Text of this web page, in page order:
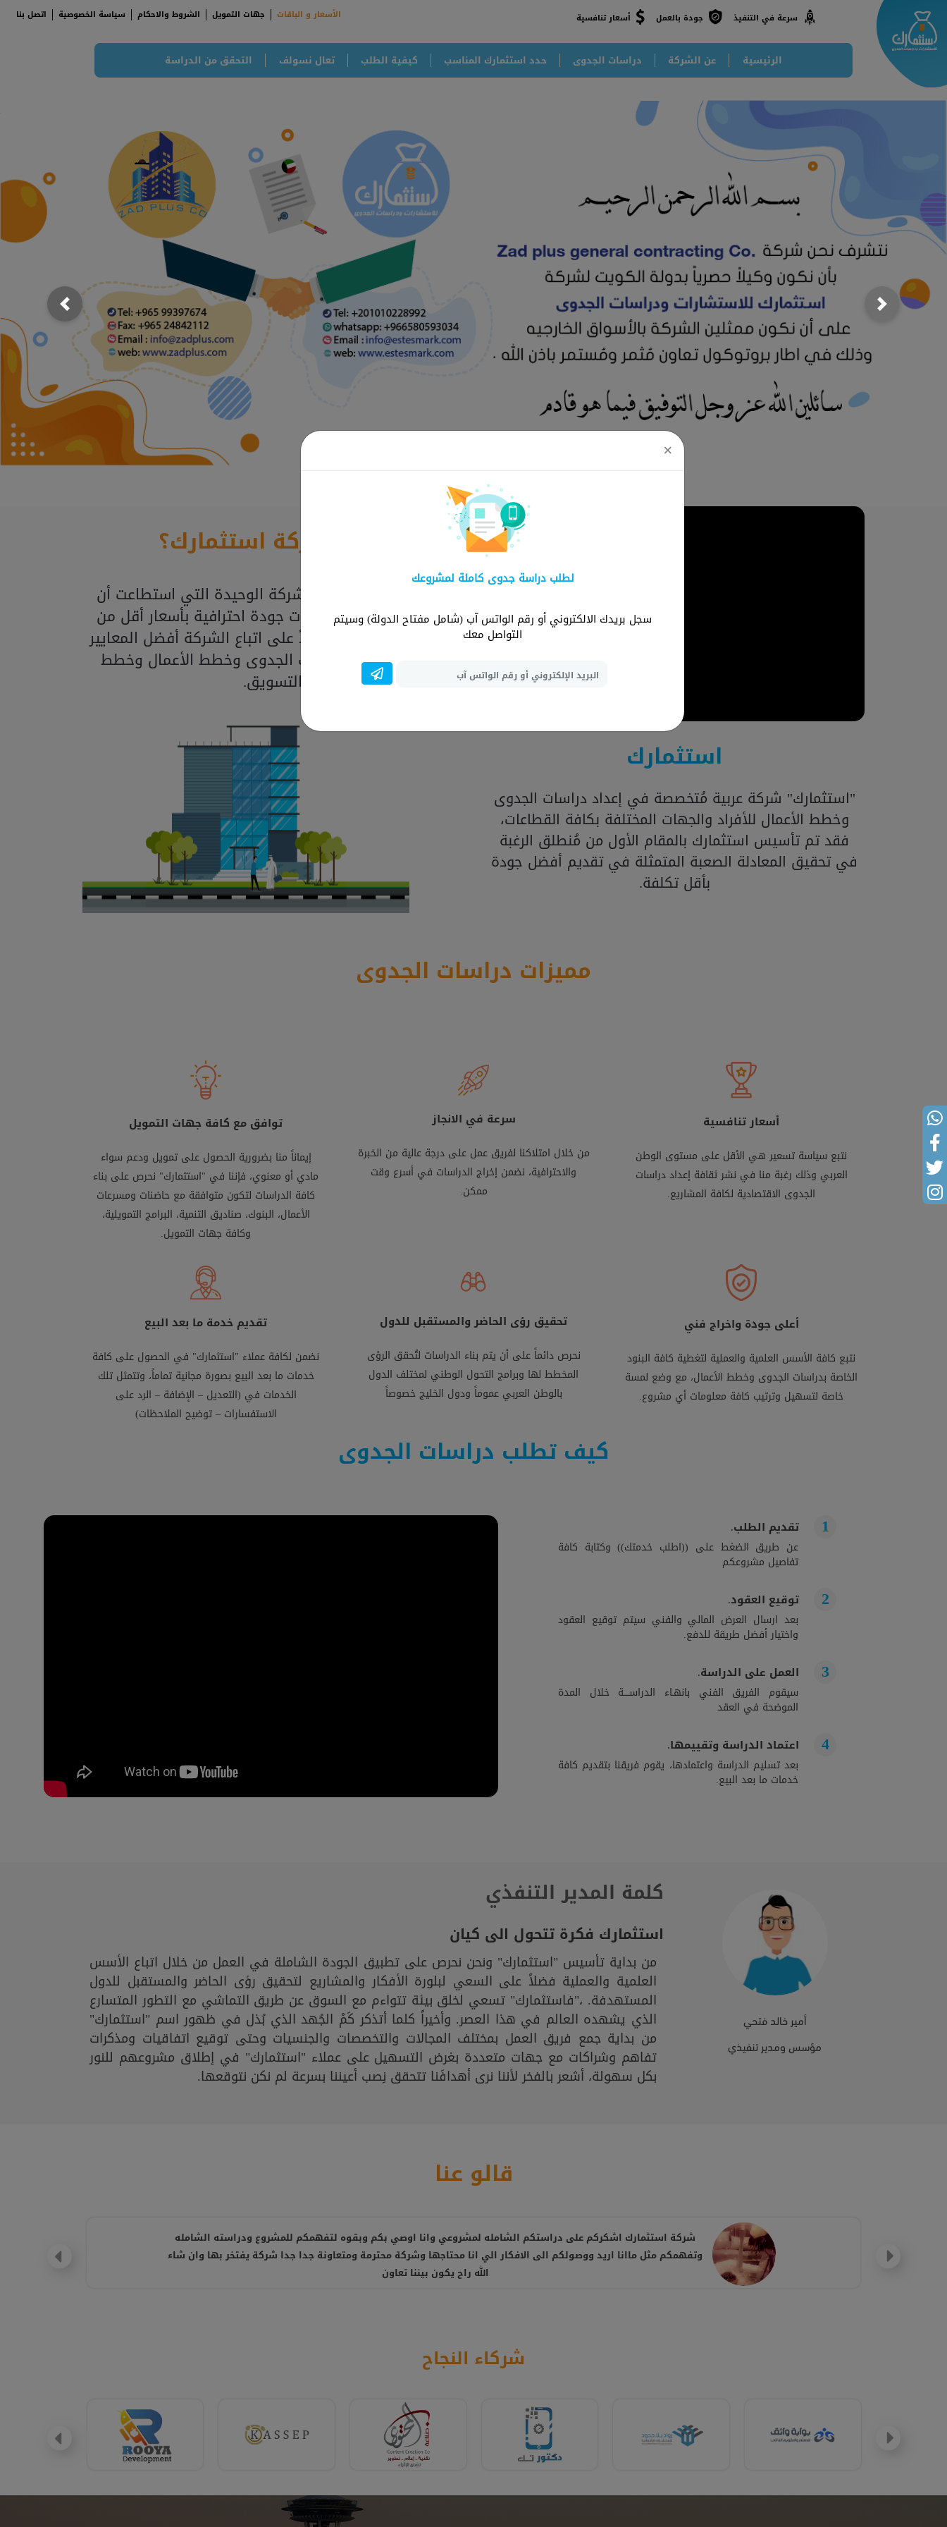
سرعة في التنفيذ جودة بالعمل أسعار تنافسية الأسعار و الباقات جهات التمويل الشروط والاحكام سياسة الخصوصية اتصل بنا
الرئيسية عن الشركة دراسات الجدوى حدد استثمارك المناسب كيفية الطلب تعال نسولف التحقق من الدراسة
Previous Next
لماذا شركة استثمارك؟
شركة استثمارك هي الشركة الوحيدة التي استطاعت أن
توفر دراسات شاملة وذات جودة احترافية بأسعار أقل من
المتواجدة بالسوق، فضلاً على اتباع الشركة أفضل المعايير
العالمية لإنشاء دراسات الجدوى وخطط الأعمال وخطط
التسويق.
استثمارك
"استثمارك" شركة عربية مُتخصصة في إعداد دراسات الجدوى
وخطط الأعمال للأفراد والجهات المختلفة بكافة القطاعات،
فقد تم تأسيس استثمارك بالمقام الأول من مُنطلق الرغبة
في تحقيق المعادلة الصعبة المتمثلة في تقديم أفضل جودة
بأقل تكلفة.
مميزات دراسات الجدوى
أسعار تنافسية
نتبع سياسة تسعير هي الأقل على مستوى الوطن
العربي وذلك رغبة منا في نشر ثقافة إعداد دراسات
الجدوى الاقتصادية لكافة المشاريع.
سرعة في الانجاز
من خلال امتلاكنا لفريق عمل على درجة عالية من الخبرة
والاحترافية، نضمن إخراج الدراسات في أسرع وقت
ممكن.
توافق مع كافة جهات التمويل
إيماناً منا بضرورية الحصول على تمويل ودعم سواء
مادي أو معنوي، فإننا في "استثمارك" نحرص على بناء
كافة الدراسات لتكون متوافقة مع حاضنات ومسرعات
الأعمال، البنوك، صناديق التنمية، البرامج التمويلية،
وكافة جهات التمويل.
أعلى جودة واخراج فني
نتبع كافة الأسس العلمية والعملية لتغطية كافة البنود
الخاصة بدراسات الجدوى وخطط الأعمال، مع وضع لمسة
خاصة لتسهيل وترتيب كافة معلومات أي مشروع.
تحقيق رؤى الحاضر والمستقبل للدول
نحرص دائماً على أن يتم بناء الدراسات لتُحقق الرؤى
المخطط لها وبرامج التحول الوطني لمختلف الدول
بالوطن العربي عموماً ودول الخليج خصوصاً
تقديم خدمة ما بعد البيع
نضمن لكافة عملاء "استثمارك" في الحصول على كافة
خدمات ما بعد البيع بصورة مجانية تماماً، وتتمثل تلك
الخدمات في (التعديل – الإضافة – الرد على
الاستفسارات – توضيح الملاحظات)
كيف تطلب دراسات الجدوى
تقديم الطلب.
عن طريق الضغط على ((اطلب خدمتك)) وكتابة كافة
تفاصيل مشروعكم
توقيع العقود.
بعد ارسال العرض المالي والفني سيتم توقيع العقود
واختيار أفضل طريقة للدفع.
العمل على الدراسة.
سيقوم الفريق الفني بانهـاء الدراســــة خلال المدة
الموضحة في العقد
اعتماد الدراسة وتقييمها.
بعد تسليم الدراسة واعتمادها، يقوم فريقنا بتقديم كافة
خدمات ما بعد البيع.
أمير خالد فتحي
مؤسس ومدير تنفيذي
كلمة المدير التنفذي
استثمارك فكرة تتحول الى كيان
من بداية تأسيس "استثمارك" ونحن نحرص على تطبيق الجودة الشاملة في العمل من خلال اتباع الأسس
العلمية والعملية فضلاً على السعي لبلورة الأفكار والمشاريع لتحقيق رؤى الحاضر والمستقبل للدول
المستهدفة. ،"فاستثمارك" تسعي لخلق بيئة تتواءم مع السوق عن طريق التماشي مع التطور المتسارع
الذي يشهده العالم في هذا العصر. وأخيراً كلما أتذكر كَمْ الجُهد الذي بُذل في ظهور اسم "استثمارك"
من بداية جمع فريق العمل بمختلف المجالات والتخصصات والجنسيات وحتى توقيع اتفاقيات ومذكرات
تفاهم وشراكات مع جهات متعددة بغرض التسهيل على عملاء "استثمارك" في إطلاق مشروعهم للنور
بكل سهولة، أشعر بالفخر لأننا نرى أهدافَنا تتحقق نِصب أعيننا بسرعة لم نكن نتوقعها.
قالو عنا
شركة متعاونة، انصح بالتعامل معها ، شكرا أستاذ أمير
شركاء النجاح
×
لطلب دراسة جدوى كاملة لمشروعك
سجل بريدك الالكتروني أو رقم الواتس آب (شامل مفتاح الدولة) وسيتم
التواصل معك